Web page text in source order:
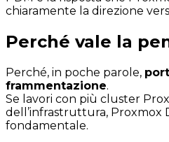
chiaramente la direzione
Perché vale la
Perché, in poche parole,
frammentazione.
Se lavori con più cluster
dell’infrastruttura, Proxmox
fondamentale.